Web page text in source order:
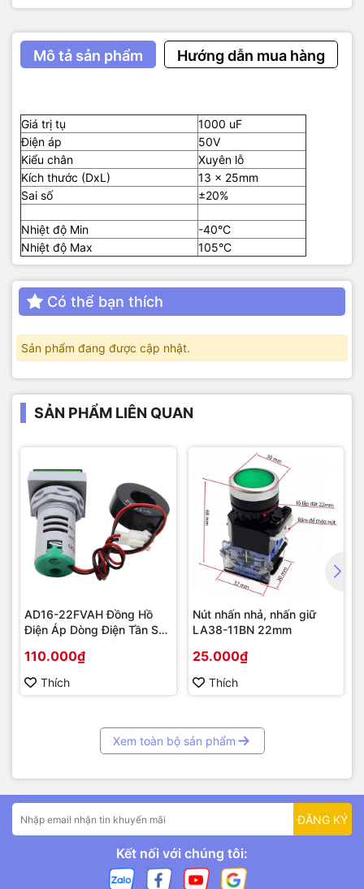
Mô tả sản phẩm Hướng dẫn mua hàng
Giá trị tụ
1000 uF
Điện áp
50V
Kiểu chân
Xuyên lỗ
Kích thước (DxL)
13 x 25mm
Sai số
±20%
Nhiệt độ Min
-40°C
Nhiệt độ Max
105°C
Có thể bạn thích
Sản phẩm đang được cập nhật.
SẢN PHẨM LIÊN QUAN
AD16-22FVAH Đồng Hồ
Điện Áp Dòng Điện Tần Số
110.000₫
Thích
Nút nhấn nhả, nhấn giữ
LA38-11BN 22mm
25.000₫
Thích
Xem toàn bộ sản phẩm
ĐĂNG KÝ
Kết nối với chúng tôi: